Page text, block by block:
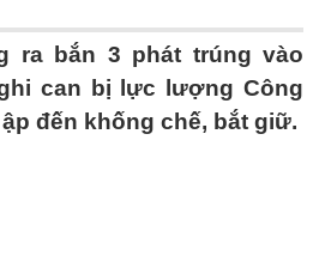
ra bắn 3 phát trúng vào
can bị lực lượng Công
đến khống chế, bắt giữ.